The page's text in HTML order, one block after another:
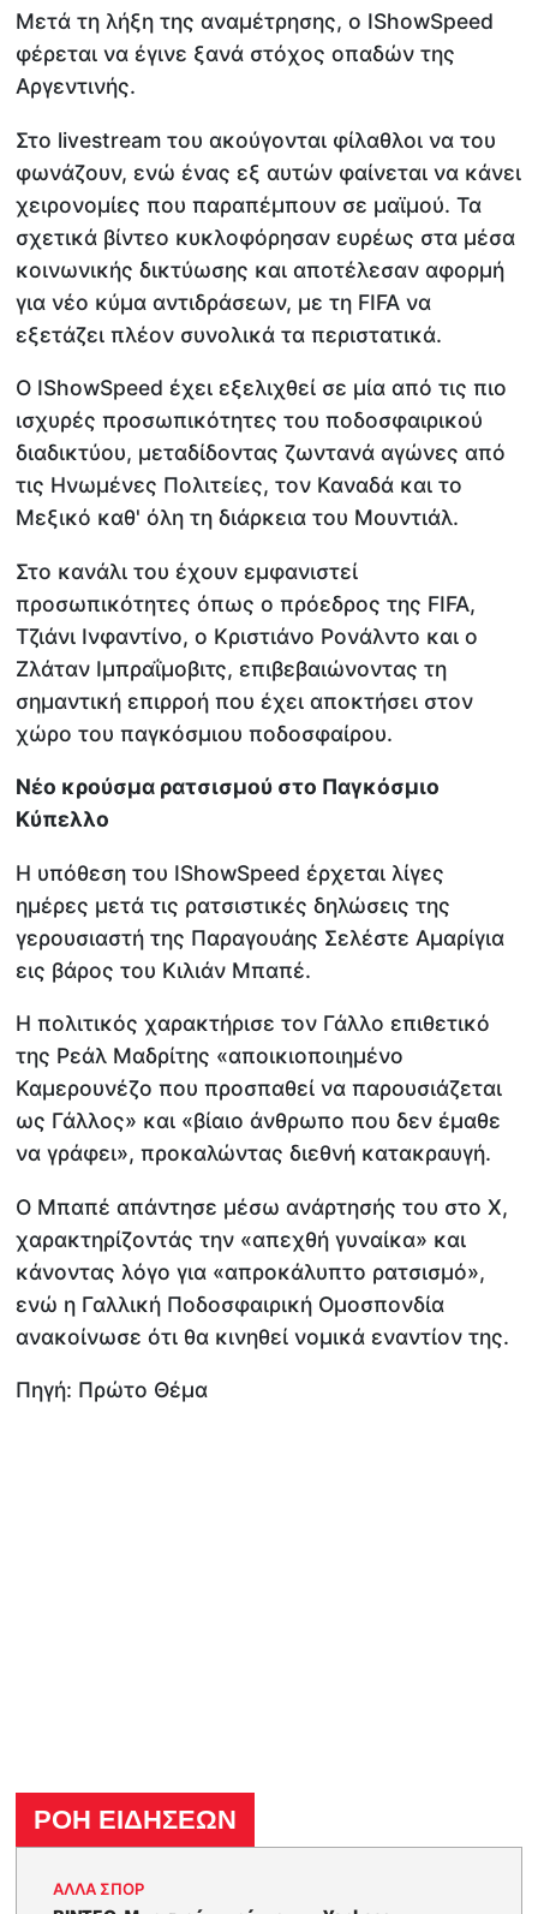
Μετά τη λήξη της αναμέτρησης, ο IShowSpeed
φέρεται να έγινε ξανά στόχος οπαδών της
Αργεντινής.
Στο livestream του ακούγονται φίλαθλοι να του
φωνάζουν, ενώ ένας εξ αυτών φαίνεται να κάνει
χειρονομίες που παραπέμπουν σε μαϊμού. Τα
σχετικά βίντεο κυκλοφόρησαν ευρέως στα μέσα
κοινωνικής δικτύωσης και αποτέλεσαν αφορμή
για νέο κύμα αντιδράσεων, με τη FIFA να
εξετάζει πλέον συνολικά τα περιστατικά.
Ο IShowSpeed έχει εξελιχθεί σε μία από τις πιο
ισχυρές προσωπικότητες του ποδοσφαιρικού
διαδικτύου, μεταδίδοντας ζωντανά αγώνες από
τις Ηνωμένες Πολιτείες, τον Καναδά και το
Μεξικό καθ' όλη τη διάρκεια του Μουντιάλ.
Στο κανάλι του έχουν εμφανιστεί
προσωπικότητες όπως ο πρόεδρος της FIFA,
Τζιάνι Ινφαντίνο, ο Κριστιάνο Ρονάλντο και ο
Ζλάταν Ιμπραΐμοβιτς, επιβεβαιώνοντας τη
σημαντική επιρροή που έχει αποκτήσει στον
χώρο του παγκόσμιου ποδοσφαίρου.
Νέο κρούσμα ρατσισμού στο Παγκόσμιο
Κύπελλο
Η υπόθεση του IShowSpeed έρχεται λίγες
ημέρες μετά τις ρατσιστικές δηλώσεις της
γερουσιαστή της Παραγουάης Σελέστε Αμαρίγια
εις βάρος του Κιλιάν Μπαπέ.
Η πολιτικός χαρακτήρισε τον Γάλλο επιθετικό
της Ρεάλ Μαδρίτης «αποικιοποιημένο
Καμερουνέζο που προσπαθεί να παρουσιάζεται
ως Γάλλος» και «βίαιο άνθρωπο που δεν έμαθε
να γράφει», προκαλώντας διεθνή κατακραυγή.
Ο Μπαπέ απάντησε μέσω ανάρτησής του στο X,
χαρακτηρίζοντάς την «απεχθή γυναίκα» και
κάνοντας λόγο για «απροκάλυπτο ρατσισμό»,
ενώ η Γαλλική Ποδοσφαιρική Ομοσπονδία
ανακοίνωσε ότι θα κινηθεί νομικά εναντίον της.
Πηγή: Πρώτο Θέμα
ΡΟΗ ΕΙΔΗΣΕΩΝ
ΑΛΛΑ ΣΠΟΡ